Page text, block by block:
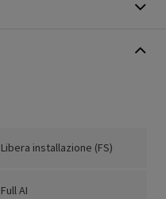
Libera installazione (FS)
Full AI